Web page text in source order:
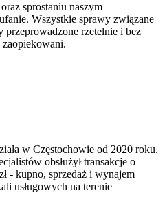
sprostaniu naszym
Wszystkie sprawy związane
przeprowadzone rzetelnie i bez
zaopiekowani.
w Częstochowie od 2020 roku.
obsłużył transakcje o
- kupno, sprzedaż i wynajem
usługowych na terenie